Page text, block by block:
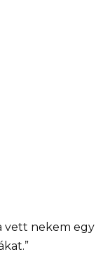
vett nekem egy